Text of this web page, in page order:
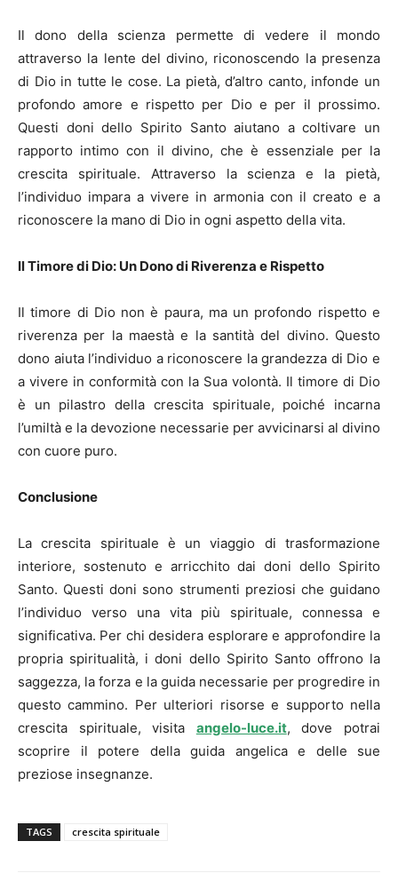
Il dono della scienza permette di vedere il mondo
attraverso la lente del divino, riconoscendo la presenza
di Dio in tutte le cose. La pietà, d’altro canto, infonde un
profondo amore e rispetto per Dio e per il prossimo.
Questi doni dello Spirito Santo aiutano a coltivare un
rapporto intimo con il divino, che è essenziale per la
crescita spirituale. Attraverso la scienza e la pietà,
l’individuo impara a vivere in armonia con il creato e a
riconoscere la mano di Dio in ogni aspetto della vita.
Il Timore di Dio: Un Dono di Riverenza e Rispetto
Il timore di Dio non è paura, ma un profondo rispetto e
riverenza per la maestà e la santità del divino. Questo
dono aiuta l’individuo a riconoscere la grandezza di Dio e
a vivere in conformità con la Sua volontà. Il timore di Dio
è un pilastro della crescita spirituale, poiché incarna
l’umiltà e la devozione necessarie per avvicinarsi al divino
con cuore puro.
Conclusione
La crescita spirituale è un viaggio di trasformazione
interiore, sostenuto e arricchito dai doni dello Spirito
Santo. Questi doni sono strumenti preziosi che guidano
l’individuo verso una vita più spirituale, connessa e
significativa. Per chi desidera esplorare e approfondire la
propria spiritualità, i doni dello Spirito Santo offrono la
saggezza, la forza e la guida necessarie per progredire in
questo cammino. Per ulteriori risorse e supporto nella
crescita spirituale, visita angelo-luce.it, dove potrai
scoprire il potere della guida angelica e delle sue
preziose insegnanze.
TAGS crescita spirituale